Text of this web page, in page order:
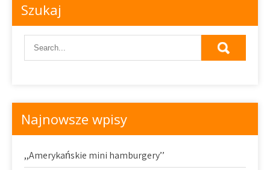
Szukaj
Najnowsze wpisy
,,Amerykańskie mini hamburgery’’